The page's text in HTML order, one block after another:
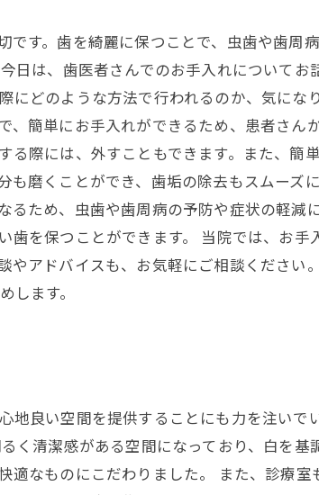
す。歯を綺麗に保つことで、虫歯や歯周
日は、歯医者さんでのお手入れについてお
どのような方法で行われるのか、気にな
簡単にお手入れができるため、患者さん
際には、外すこともできます。また、簡
磨くことができ、歯垢の除去もスムーズ
ため、虫歯や歯周病の予防や症状の軽減
を保つことができます。 当院では、お
アドバイスも、お気軽にご相談ください
ます。
良い空間を提供することにも力を注いで
く清潔感がある空間になっており、白を
なものにこだわりました。 また、診療